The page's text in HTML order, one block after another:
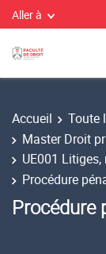
Aller à
Accueil Toute
Master Droit
UE001
Procédure
Procédure